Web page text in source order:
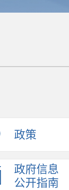
政策
政府信息
公开指南